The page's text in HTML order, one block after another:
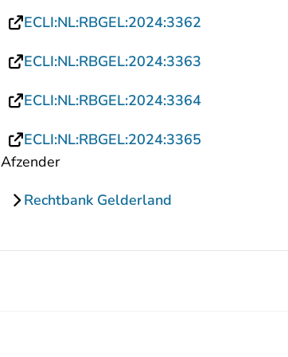
ECLI:NL:RBGEL:2024:3362
ECLI:NL:RBGEL:2024:3363
ECLI:NL:RBGEL:2024:3364- U verlaat
ECLI:NL:RBGEL:2024:3365
Afzender
Rechtbank Gelderland